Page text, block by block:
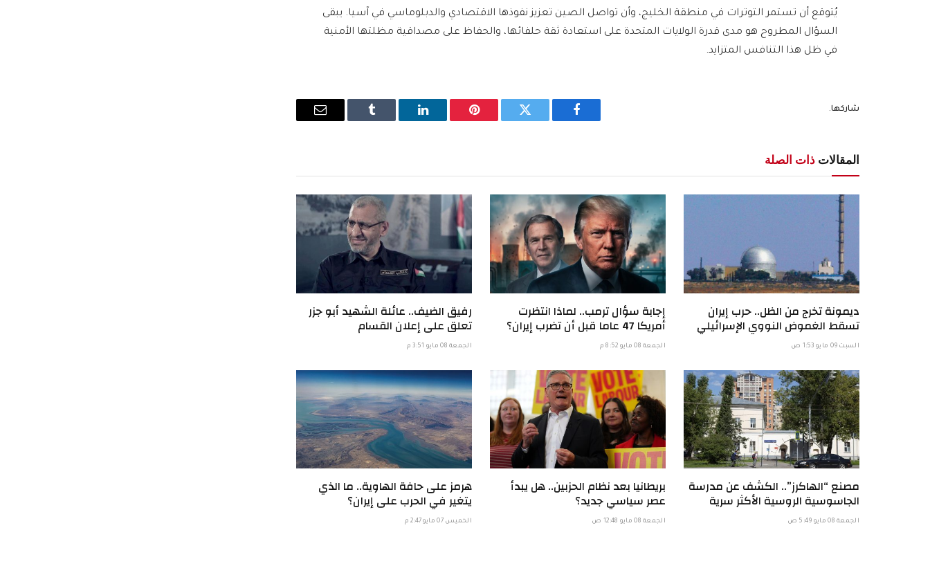
يُتوقع أن تستمر التوترات في منطقة الخليج، وأن تواصل الصين تعزيز نفوذها الاقتصادي والدبلوماسي في آسيا. يبقى
السؤال المطروح هو مدى قدرة الولايات المتحدة على استعادة ثقة حلفائها، والحفاظ على مصداقية مظلتها الأمنية
في ظل هذا التنافس المتزايد.
شاركها.
فيسبوك تويتر بينتيريستلينكدإن Tumblr
البريد
المقالات ذات الصلة
ديمونة تخرج من الظل.. حرب إيران
تسقط الغموض النووي الإسرائيلي
السبت 09 مايو 1:53 ص
إجابة سؤال ترمب.. لماذا انتظرت
أمريكا 47 عاما قبل أن تضرب إيران؟
الجمعة 08 مايو 8:52 م
رفيق الضيف.. عائلة الشهيد أبو جزر
تعلق على إعلان القسام
الجمعة 08 مايو 3:51 م
مصنع “الهاكرز”.. الكشف عن مدرسة
الجاسوسية الروسية الأكثر سرية
الجمعة 08 مايو 5:49 ص
بريطانيا بعد نظام الحزبين.. هل يبدأ
عصر سياسي جديد؟
الجمعة 08 مايو 12:48 ص
هرمز على حافة الهاوية.. ما الذي
يتغير في الحرب على إيران؟
الخميس 07 مايو 2:47 م